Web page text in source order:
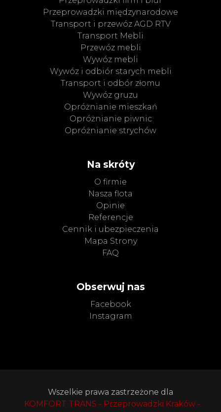
Przeprowadzki międzynarodowe
Transport i przewóz AGD RTV
Transport Mebli
Przewóz mebli
Wywóz mebli
Wywóz i odbiór starych mebli
Transport i odbór złomu
Wywóz gruzu
Opróżnianie mieszkań
Opróżnianie piwnic
Opróżnianie strychów
Na skróty
O firmie
Nasza flota
Opinie
Referencje
Cennik i ubezpieczenia
Mapa Strony
FAQ
Obserwuj nas
Facebook
Instagram
Wszelkie prawa zastrzeżone dla
KOMFORT TRANS - Przeprowadzki Kraków -